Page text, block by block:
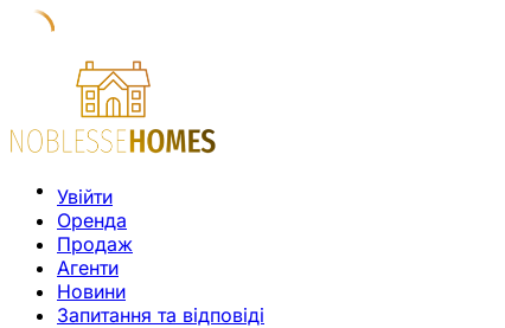
Увійти
Оренда
Продаж
Агенти
Новини
Запитання та відповіді